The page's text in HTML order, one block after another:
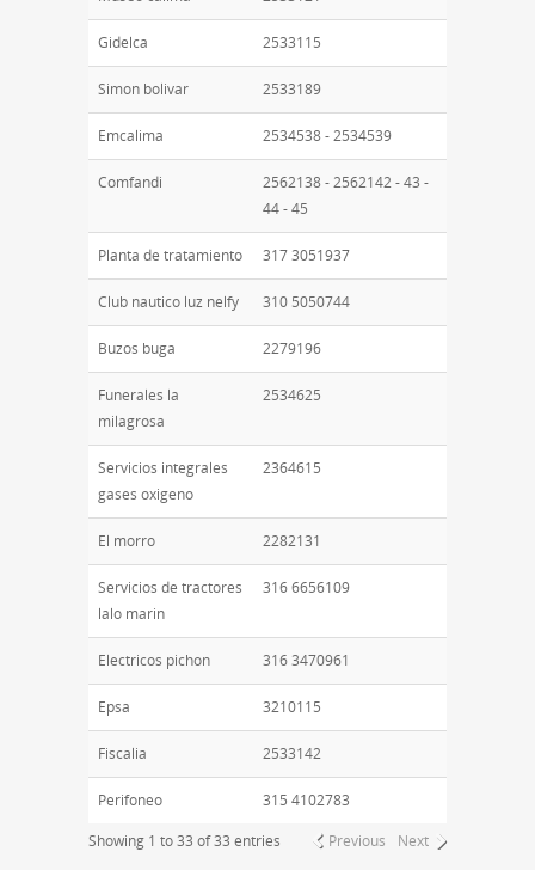
Gidelca 2533115
Simon bolivar 2533189
Emcalima 2534538 - 2534539
Comfandi
2562138 - 2562142 - 43 -
44 - 45
Planta de tratamiento 317 3051937
Club nautico luz nelfy 310 5050744
Buzos buga 2279196
Funerales la
milagrosa
2534625
Servicios integrales
gases oxigeno
2364615
El morro 2282131
Servicios de tractores
lalo marin
316 6656109
Electricos pichon 316 3470961
Epsa 3210115
Fiscalia 2533142
Perifoneo
315 4102783
Showing 1 to 33 of 33 entries
Previous Next